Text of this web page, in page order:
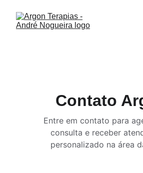
Contato
Entre em contato para
consulta e receber
personalizado na área